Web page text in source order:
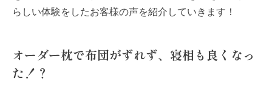
らしい体験をしたお客様の声を紹介していきます！
オーダー枕で布団がずれず、寝相も良くなっ
た！？